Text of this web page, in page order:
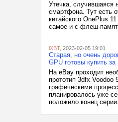
Утечка, случившаяся
смартфона. Тут есть
китайского OnePlus
самое и с флеш-
iXBT, 2023-02-05 19:01
Старая, но очень
GPU готовы купить
На eBay проходит
прототип 3dfx
графическими
планировалось уже
положило конец